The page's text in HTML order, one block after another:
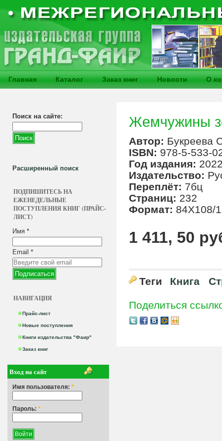
Главная Каталог Заказ книг Новости О
Поиск на сайте:
Расширенный поиск
ПОДПИШИТЕСЬ НА
ЕЖЕНЕДЕЛЬНЫЕ
ПОСТУПЛЕНИЯ КНИГ (ПРАЙС-
ЛИСТ)
Имя *
Email *
НАВИГАЦИЯ
Прайс-лист
Новые поступления
Книги издательства "Фаир"
Заказ книг
Вход на сайт
Имя пользователя: *
Пароль: *
Жемчужины
Автор: Букреева
ISBN: 978-5-533-
Год издания:
Издательство:
Переплёт: 7бц
Страниц: 232
Формат: 84Х108/
1 411, 50
Теги Книга
Поделиться